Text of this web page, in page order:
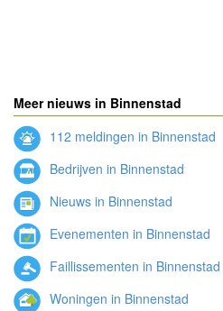
Meer nieuws in Binnenstad
112 meldingen in Binnenstad
Bedrijven in Binnenstad
Nieuws in Binnenstad
Evenementen in Binnenstad
Faillissementen in Binnenstad
Woningen in Binnenstad